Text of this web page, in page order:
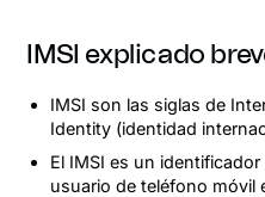
IMSI explicado
IMSI son las siglas de
Identity (identidad
El IMSI es un
usuario de teléfono móvil